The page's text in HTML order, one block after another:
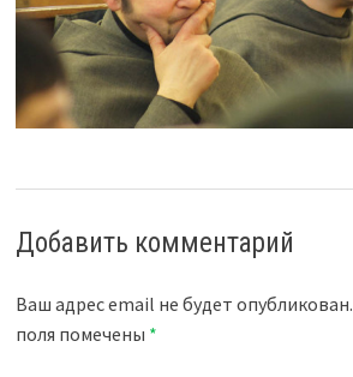
Добавить комментарий
Ваш адрес email не будет опубликован.
поля помечены *